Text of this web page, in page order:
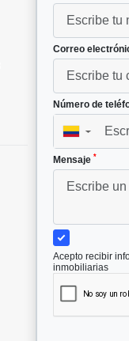
Correo
Número de
▼
Mensaje *
Acepto recibir
inmobiliarias